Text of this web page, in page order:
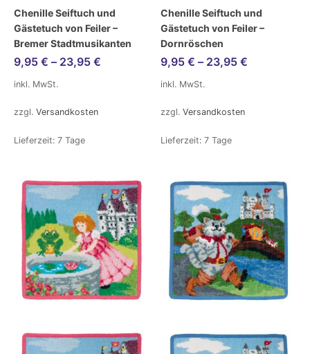
Chenille Seiftuch und
Gästetuch von Feiler –
Bremer Stadtmusikanten
9,95 € – 23,95 €
inkl. MwSt.
zzgl. Versandkosten
Lieferzeit: 7 Tage
Chenille Seiftuch und
Gästetuch von Feiler –
Dornröschen
9,95 € – 23,95 €
inkl. MwSt.
zzgl. Versandkosten
Lieferzeit: 7 Tage